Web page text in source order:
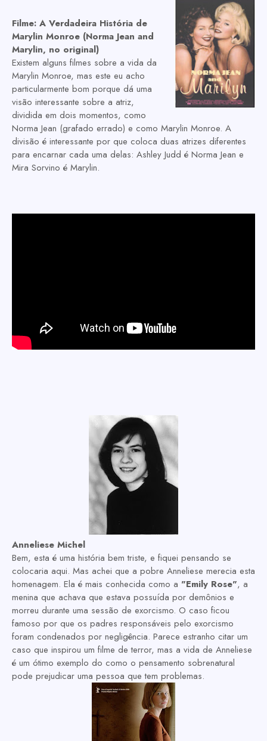
Filme: A Verdadeira História de
Marylin Monroe (Norma Jean and
Marylin, no original)
Existem alguns filmes sobre a vida da
Marylin Monroe, mas este eu acho
particularmente bom porque dá uma
visão interessante sobre a atriz,
dividida em dois momentos, como
Norma Jean (grafado errado) e como Marylin Monroe. A
divisão é interessante por que coloca duas atrizes diferentes
para encarnar cada uma delas: Ashley Judd é Norma Jean e
Mira Sorvino é Marylin.
Anneliese Michel
Bem, esta é uma história bem triste, e fiquei pensando se
colocaria aqui. Mas achei que a pobre Anneliese merecia esta
homenagem. Ela é mais conhecida como a "Emily Rose", a
menina que achava que estava possuída por demônios e
morreu durante uma sessão de exorcismo. O caso ficou
famoso por que os padres responsáveis pelo exorcismo
foram condenados por negligência. Parece estranho citar um
caso que inspirou um filme de terror, mas a vida de Anneliese
é um ótimo exemplo do como o pensamento sobrenatural
pode prejudicar uma pessoa que tem problemas.